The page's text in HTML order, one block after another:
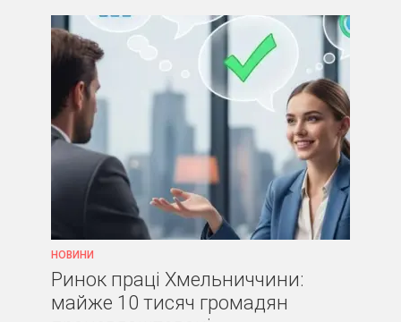
НОВИНИ
Ринок праці Хмельниччини:
майже 10 тисяч громадян